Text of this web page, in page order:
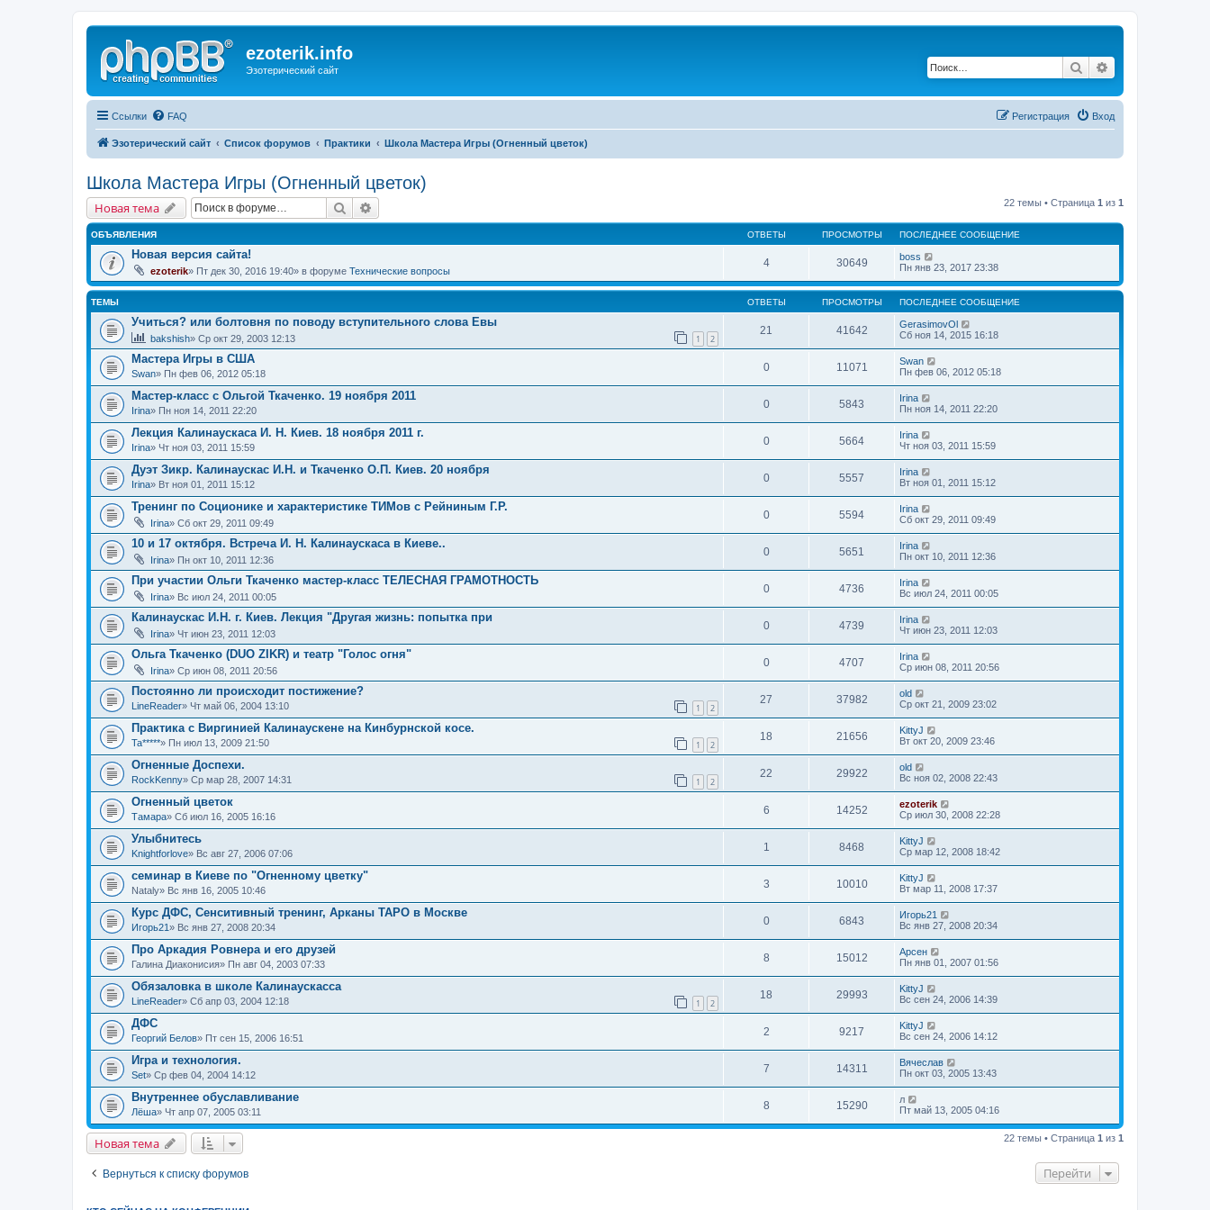
ezoterik.info
Эзотерический сайт Поиск
Ссылки FAQ Вход
Регистрация
Эзотерический сайт Список форумов Практики Школа Мастера Игры (Огненный цветок)
Школа Мастера Игры (Огненный цветок)
Новая тема Поиск 22 темы • Страница 1 из 1
ОБЪЯВЛЕНИЯ ОТВЕТЫ ПРОСМОТРЫ ПОСЛЕДНЕЕ СООБЩЕНИЕ
Новая версия сайта!
ezoterik» Пт дек 30, 2016 19:40» в форуме Технические вопросы
4 30649
boss
Пн янв 23, 2017 23:38
ТЕМЫ ОТВЕТЫ ПРОСМОТРЫ ПОСЛЕДНЕЕ СООБЩЕНИЕ
Учиться? или болтовня по поводу вступительного слова Евы
bakshish» Ср окт 29, 2003 12:13 1 2
21 41642
GerasimovOl
Сб ноя 14, 2015 16:18
Мастера Игры в США
Swan» Пн фев 06, 2012 05:18
0 11071
Swan
Пн фев 06, 2012 05:18
Мастер-класс с Ольгой Ткаченко. 19 ноября 2011
Irina» Пн ноя 14, 2011 22:20
0 5843
Irina
Пн ноя 14, 2011 22:20
Лекция Калинаускаса И. Н. Киев. 18 ноября 2011 г.
Irina» Чт ноя 03, 2011 15:59
0 5664
Irina
Чт ноя 03, 2011 15:59
Дуэт Зикр. Калинаускас И.Н. и Ткаченко О.П. Киев. 20 ноября
Irina» Вт ноя 01, 2011 15:12
0 5557
Irina
Вт ноя 01, 2011 15:12
Тренинг по Соционике и характеристике ТИМов с Рейниным Г.Р.
Irina» Сб окт 29, 2011 09:49
0 5594
Irina
Сб окт 29, 2011 09:49
10 и 17 октября. Встреча И. Н. Калинаускаса в Киеве..
Irina» Пн окт 10, 2011 12:36
0 5651
Irina
Пн окт 10, 2011 12:36
При участии Ольги Ткаченко мастер-класс ТЕЛЕСНАЯ ГРАМОТНОСТЬ
Irina» Вс июл 24, 2011 00:05
0 4736
Irina
Вс июл 24, 2011 00:05
Калинаускас И.Н. г. Киев. Лекция "Другая жизнь: попытка при
Irina» Чт июн 23, 2011 12:03
0 4739
Irina
Чт июн 23, 2011 12:03
Ольга Ткаченко (DUO ZIKR) и театр "Голос огня"
Irina» Ср июн 08, 2011 20:56
0 4707
Irina
Ср июн 08, 2011 20:56
Постоянно ли происходит постижение?
LineReader» Чт май 06, 2004 13:10 1 2
27 37982
old
Ср окт 21, 2009 23:02
Практика с Виргинией Калинаускене на Кинбурнской косе.
Ta*****» Пн июл 13, 2009 21:50 1 2
18 21656
KittyJ
Вт окт 20, 2009 23:46
Огненные Доспехи.
RockKenny» Ср мар 28, 2007 14:31 1 2
22 29922
old
Вс ноя 02, 2008 22:43
Огненный цветок
Тамара» Сб июл 16, 2005 16:16
6 14252
ezoterik
Ср июл 30, 2008 22:28
Улыбнитесь
Knightforlove» Вс авг 27, 2006 07:06
1 8468
KittyJ
Ср мар 12, 2008 18:42
семинар в Киеве по "Огненному цветку"
Nataly» Вс янв 16, 2005 10:46
3 10010
KittyJ
Вт мар 11, 2008 17:37
Курс ДФС, Сенситивный тренинг, Арканы ТАРО в Москве
Игорь21» Вс янв 27, 2008 20:34
0 6843
Игорь21
Вс янв 27, 2008 20:34
Про Аркадия Ровнера и его друзей
Галина Диаконисия» Пн авг 04, 2003 07:33
8 15012
Арсен
Пн янв 01, 2007 01:56
Обязаловка в школе Калинаускасса
LineReader» Сб апр 03, 2004 12:18 1 2
18 29993
KittyJ
Вс сен 24, 2006 14:39
ДФС
Георгий Белов» Пт сен 15, 2006 16:51
2 9217
KittyJ
Вс сен 24, 2006 14:12
Игра и технология.
Set» Ср фев 04, 2004 14:12
7 14311
Вячеслав
Пн окт 03, 2005 13:43
Внутреннее обуславливание
Лёша» Чт апр 07, 2005 03:11
8 15290
л
Пт май 13, 2005 04:16
Новая тема 22 темы • Страница 1 из 1
Вернуться к списку форумов Перейти